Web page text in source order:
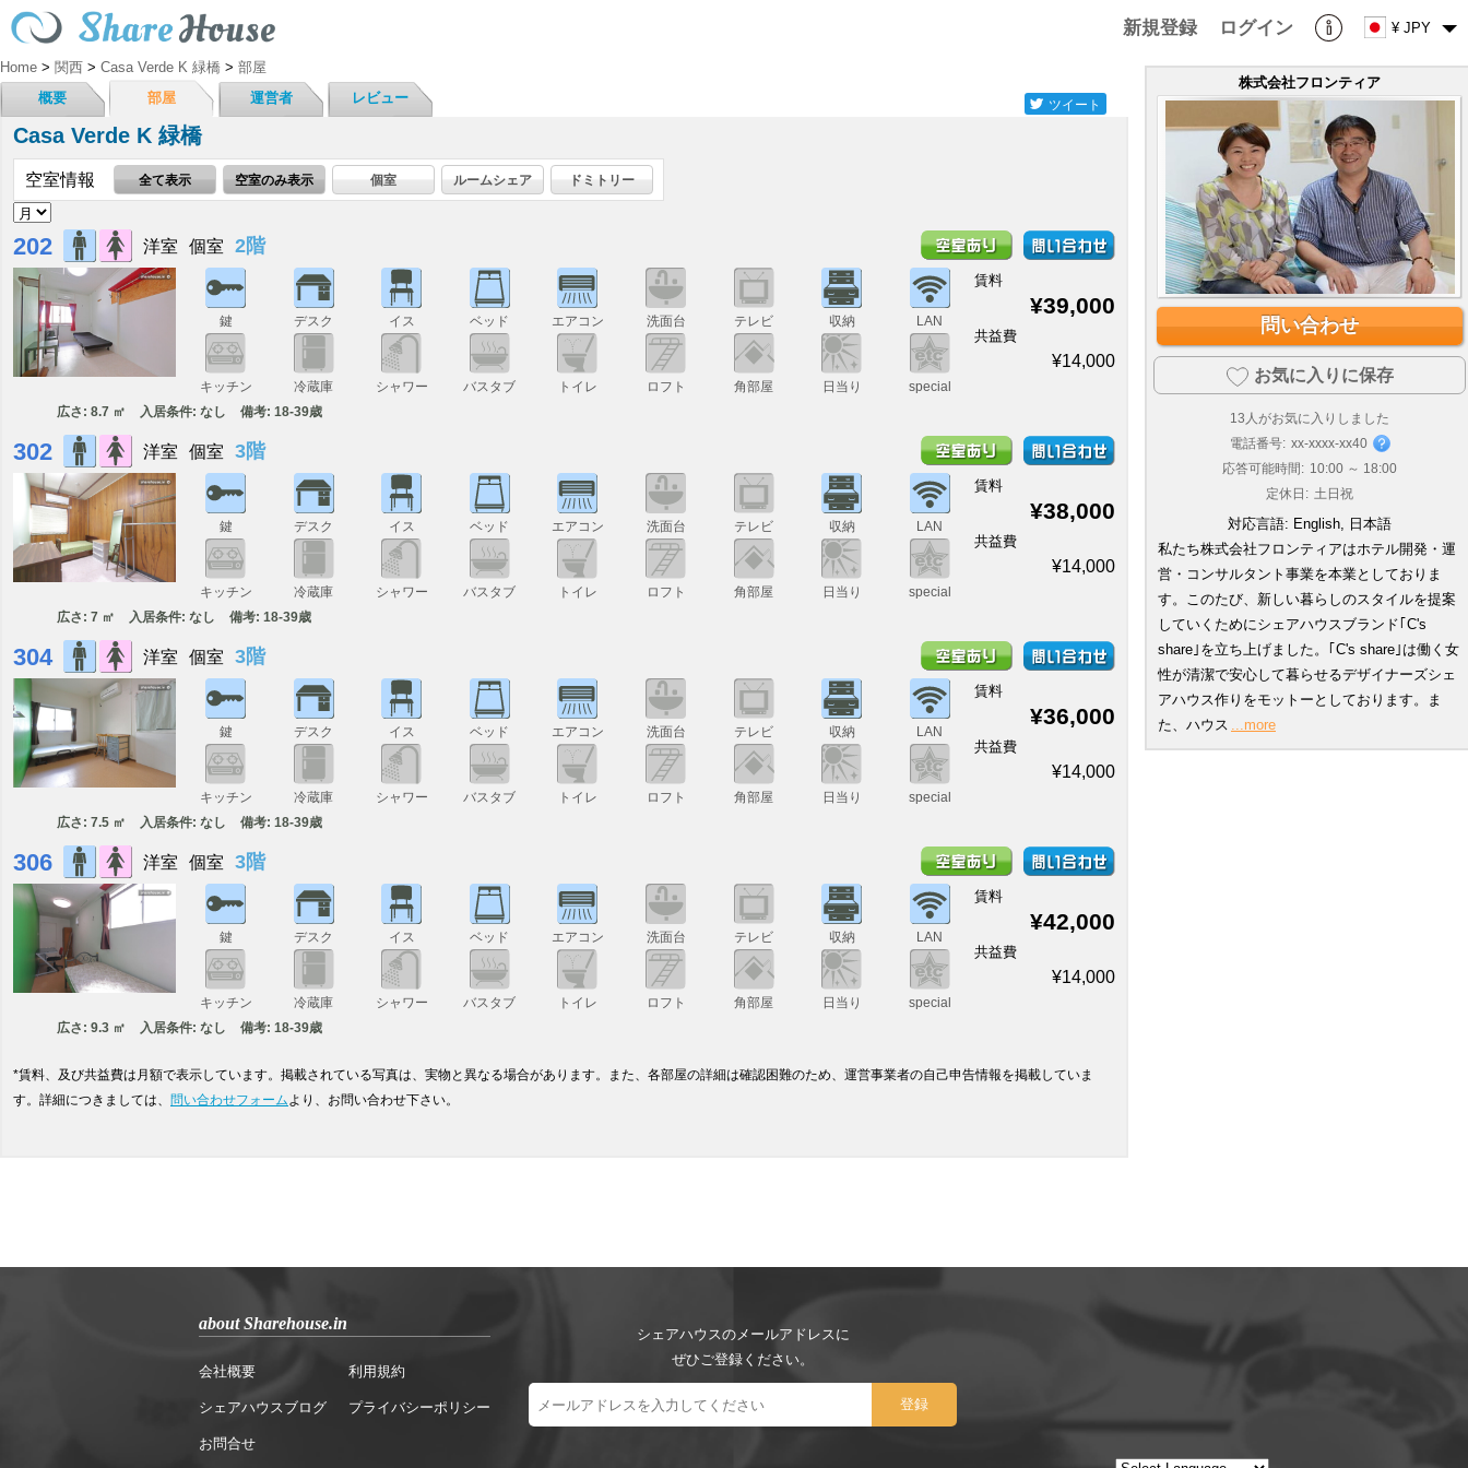
新規登録 ログイン ¥ JPY
Home > 関西 > Casa Verde K 緑橋 > 部屋
概要
部屋 運営者 レビュー ツイート
Casa Verde K 緑橋
空室情報 全て表示 空室のみ表示 個室 ルームシェア ドミトリー
202 洋室 個室 2階
鍵 デスク イス ベッド エアコン 洗面台 テレビ 収納 LAN
キッチン 冷蔵庫 シャワー バスタブ トイレ ロフト 角部屋 日当り special
賃料
¥39,000
共益費
¥14,000
広さ: 8.7 ㎡ 入居条件: なし 備考: 18-39歳
302 洋室 個室 3階
鍵 デスク イス ベッド エアコン 洗面台 テレビ 収納 LAN
キッチン 冷蔵庫 シャワー バスタブ トイレ ロフト 角部屋 日当り special
賃料
¥38,000
共益費
¥14,000
広さ: 7 ㎡ 入居条件: なし 備考: 18-39歳
304 洋室 個室 3階
鍵 デスク イス ベッド エアコン 洗面台 テレビ 収納 LAN
キッチン 冷蔵庫 シャワー バスタブ トイレ ロフト 角部屋 日当り special
賃料
¥36,000
共益費
¥14,000
広さ: 7.5 ㎡ 入居条件: なし 備考: 18-39歳
306 洋室 個室 3階
鍵 デスク イス ベッド エアコン 洗面台 テレビ 収納 LAN
キッチン 冷蔵庫 シャワー バスタブ トイレ ロフト 角部屋 日当り special
賃料
¥42,000
共益費
¥14,000
広さ: 9.3 ㎡ 入居条件: なし 備考: 18-39歳
*賃料、及び共益費は月額で表示しています。掲載されている写真は、実物と異なる場合があります。また、各部屋の詳細は確認困難のため、運営事業者の自己申告情報を掲載していま
す。詳細につきましては、 問い合わせフォーム より、お問い合わせ下さい。
株式会社フロンティア
問い合わせ
お気に入りに保存
13 人がお気に入りしました
電話番号: xx-xxxx-xx40
応答可能時間: 10:00 ～ 18:00
定休日: 土日祝
対応言語: English, 日本語
私たち株式会社フロンティアはホテル開発・運
営・コンサルタント事業を本業としておりま
す。このたび、新しい暮らしのスタイルを提案
していくためにシェアハウスブランド｢C's
share｣を立ち上げました。｢C's share｣は働く女
性が清潔で安心して暮らせるデザイナーズシェ
アハウス作りをモットーとしております。ま
た、ハウス ...more
about Sharehouse.in
会社概要
シェアハウスブログ
お問合せ
利用規約
プライバシーポリシー
シェアハウスのメールアドレスに
ぜひご登録ください。